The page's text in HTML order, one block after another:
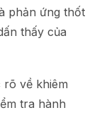
phản ứng thốt
thấy của
rõ về khiêm
tra hành